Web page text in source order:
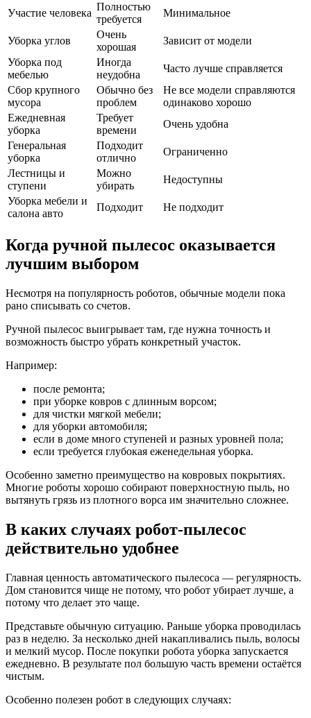
Участие человека
Полностью
требуется
Минимальное
Уборка углов
Очень
хорошая
Зависит от модели
Уборка под
мебелью
Иногда
неудобна
Часто лучше справляется
Сбор крупного
мусора
Обычно без
проблем
Не все модели справляются
одинаково хорошо
Ежедневная
уборка
Требует
времени
Очень удобна
Генеральная
уборка
Подходит
отлично
Ограниченно
Лестницы и
ступени
Можно
убирать
Недоступны
Уборка мебели и
салона авто
Подходит Не подходит
Когда ручной пылесос оказывается
лучшим выбором
Несмотря на популярность роботов, обычные модели пока
рано списывать со счетов.
Ручной пылесос выигрывает там, где нужна точность и
возможность быстро убрать конкретный участок.
Например:
после ремонта;
при уборке ковров с длинным ворсом;
для чистки мягкой мебели;
для уборки автомобиля;
если в доме много ступеней и разных уровней пола;
если требуется глубокая еженедельная уборка.
Особенно заметно преимущество на ковровых покрытиях.
Многие роботы хорошо собирают поверхностную пыль, но
вытянуть грязь из плотного ворса им значительно сложнее.
В каких случаях робот-пылесос
действительно удобнее
Главная ценность автоматического пылесоса — регулярность.
Дом становится чище не потому, что робот убирает лучше, а
потому что делает это чаще.
Представьте обычную ситуацию. Раньше уборка проводилась
раз в неделю. За несколько дней накапливались пыль, волосы
и мелкий мусор. После покупки робота уборка запускается
ежедневно. В результате пол большую часть времени остаётся
чистым.
Особенно полезен робот в следующих случаях: